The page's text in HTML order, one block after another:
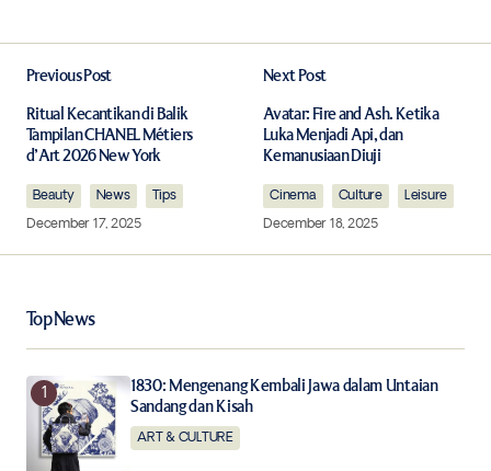
Required fields are marked*
Your Name
Your E-mail*
Save my name, email, and website in this browser for
the next time I comment.
Previous Post
Ritual Kecantikan di Balik
Tampilan CHANEL Métiers
d’Art 2026 New York
Beauty News
Tips
December 17, 2025
Next Post
Avatar: Fire and Ash. Ketika
Luka Menjadi Api, dan
Kemanusiaan Diuji
Cinema Culture
Leisure
December 18, 2025
Top News
1830: Mengenang Kembali Jawa dalam Untaian
Sandang dan Kisah
ART & CULTURE